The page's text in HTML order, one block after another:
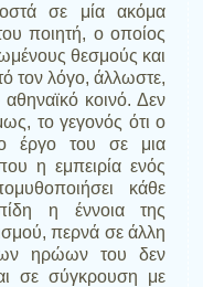
σε μία ακόμα
ποιητή, ο οποίος
θεσμούς και
τον λόγο, άλλωστε,
κοινό. Δεν
το γεγονός ότι ο
έργο του σε μια
η εμπειρία ενός
κάθε
η έννοια της
περνά σε άλλη
ηρώων του δεν
σε σύγκρουση με